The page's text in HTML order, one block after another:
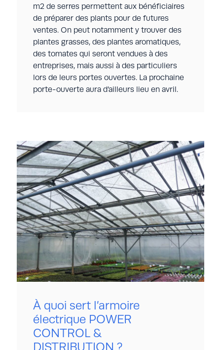
m2 de serres permettent aux bénéficiaires
de préparer des plants pour de futures
ventes. On peut notamment y trouver des
plantes grasses, des plantes aromatiques,
des tomates qui seront vendues à des
entreprises, mais aussi à des particuliers
lors de leurs portes ouvertes. La prochaine
porte-ouverte aura d’ailleurs lieu en avril.
À quoi sert l’armoire
électrique POWER
CONTROL &
DISTRIBUTION ?